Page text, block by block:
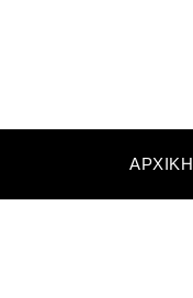
ΑΡΧΙΚΉ